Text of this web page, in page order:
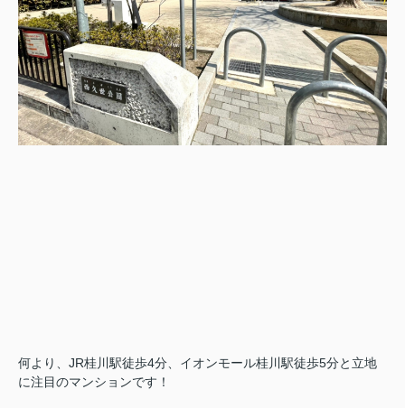
何より、JR桂川駅徒歩4分、イオンモール桂川駅徒歩5分と立地
に注目のマンションです！